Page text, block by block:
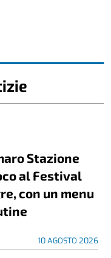
Stazione
al Festival
con un menu
10 AGOSTO 2026